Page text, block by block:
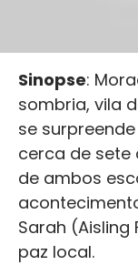
Sinopse:
sombria, vila
se
cerca de sete
de ambos
Sarah
paz local.